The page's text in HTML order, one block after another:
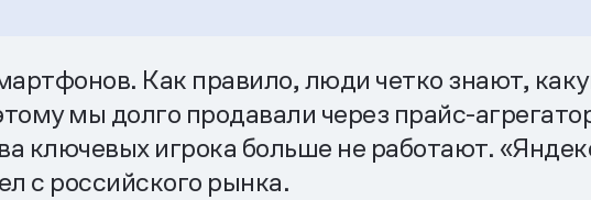
Как правило, люди четко знают,
мы долго продавали через прайс-
ключевых игрока больше не работают.
с российского рынка.